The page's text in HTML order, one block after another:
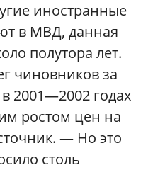
иностранные
в МВД, данная
полутора лет.
чиновников за
2001—2002 годах
ростом цен на
— Но это
столь